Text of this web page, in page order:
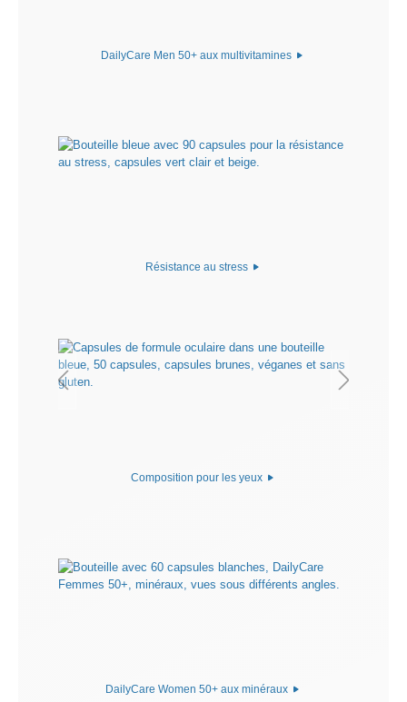
DailyCare Men 50+ aux multivitamines
Résistance au stress
Composition pour les yeux
DailyCare Women 50+ aux minéraux